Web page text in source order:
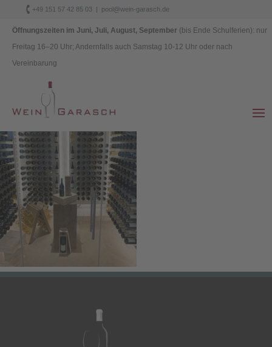
+49 151 57 42 85 03 | pool@wein-garasch.de
Öffnungszeiten im Juni, Juli, August, September (bis Ende Schulferien): nur
Freitag 16–20 Uhr; Andernfalls auch Samstag 10-12 Uhr oder nach
Vereinbarung